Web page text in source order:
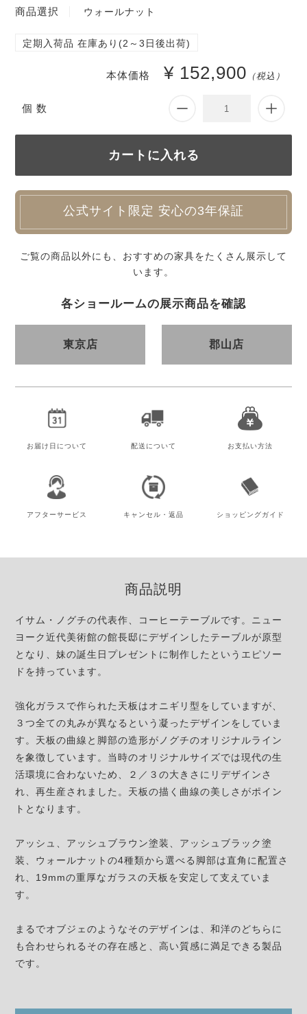
商品選択 ウォールナット
定期入荷品 在庫あり(2～3日後出荷)
個 数
本体価格 ¥ 152,900 （税込）
公式サイト限定 安心の3年保証
ご覧の商品以外にも、おすすめの家具をたくさん展示して
います。
各ショールームの展示商品を確認
東京店 郡山店
お届け日 について 配送について お支払い方法
アフターサービス キャンセル・ 返品 ショッピングガイド
商品説明
イサム・ノグチの代表作、コーヒーテーブルです。ニュー
ヨーク近代美術館の館長邸にデザインしたテーブルが原型
となり、妹の誕生日プレゼントに制作したというエピソー
ドを持っています。
強化ガラスで作られた天板はオニギリ型をしていますが、
３つ全ての丸みが異なるという凝ったデザインをしていま
す。天板の曲線と脚部の造形がノグチのオリジナルライン
を象徴しています。当時のオリジナルサイズでは現代の生
活環境に合わないため、２／３の大きさにリデザインさ
れ、再生産されました。天板の描く曲線の美しさがポイン
トとなります。
アッシュ、アッシュブラウン塗装、アッシュブラック塗
装、ウォールナットの4種類から選べる脚部は直角に配置さ
れ、19mmの重厚なガラスの天板を安定して支えていま
す。
まるでオブジェのようなそのデザインは、和洋のどちらに
も合わせられるその存在感と、高い質感に満足できる製品
です。